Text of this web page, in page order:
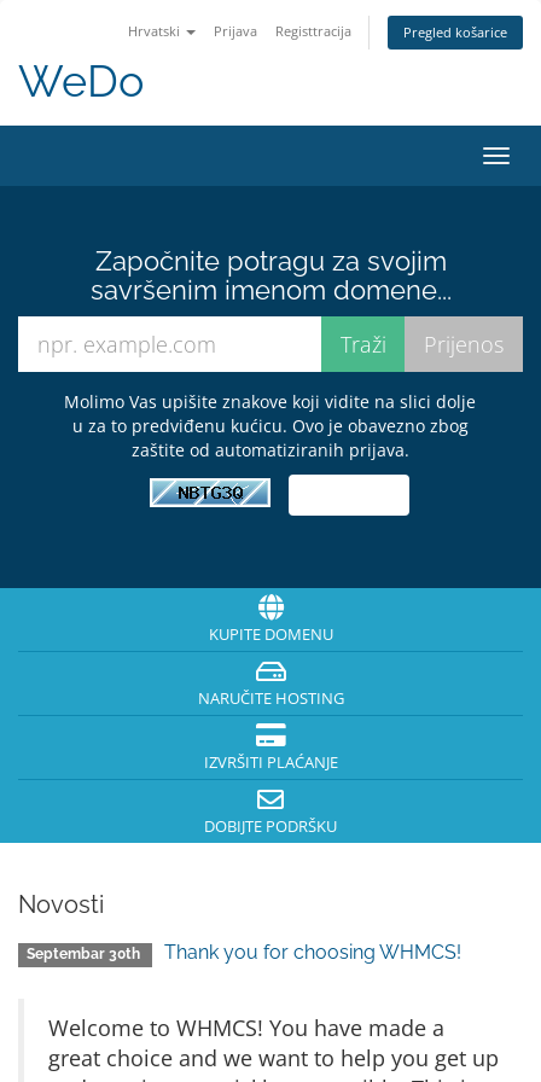
Hrvatski Prijava Registtracija Pregled košarice
WeDo
Započnite potragu za svojim
savršenim imenom domene...
Molimo Vas upišite znakove koji vidite na slici dolje
u za to predviđenu kućicu. Ovo je obavezno zbog
zaštite od automatiziranih prijava.
KUPITE DOMENU
NARUČITE HOSTING
IZVRŠITI PLAĆANJE
DOBIJTE PODRŠKU
Novosti
Septembar 30th Thank you for choosing WHMCS!
Welcome to WHMCS! You have made a
great choice and we want to help you get up